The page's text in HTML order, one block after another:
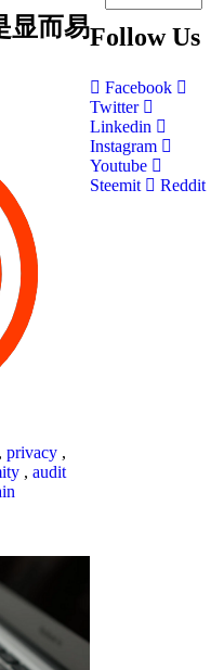
显而易
, privacy ,
, audit
Follow Us
Facebook
Twitter
Linkedin
Instagram
Youtube
Steemit
Reddit